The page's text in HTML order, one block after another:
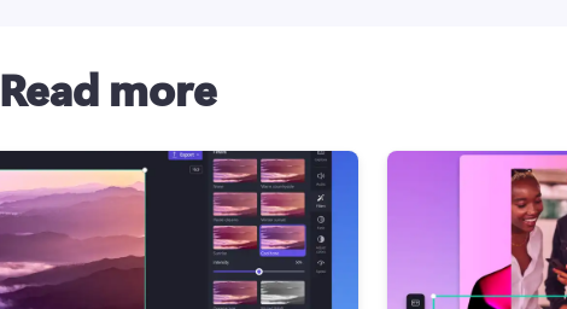
Read more